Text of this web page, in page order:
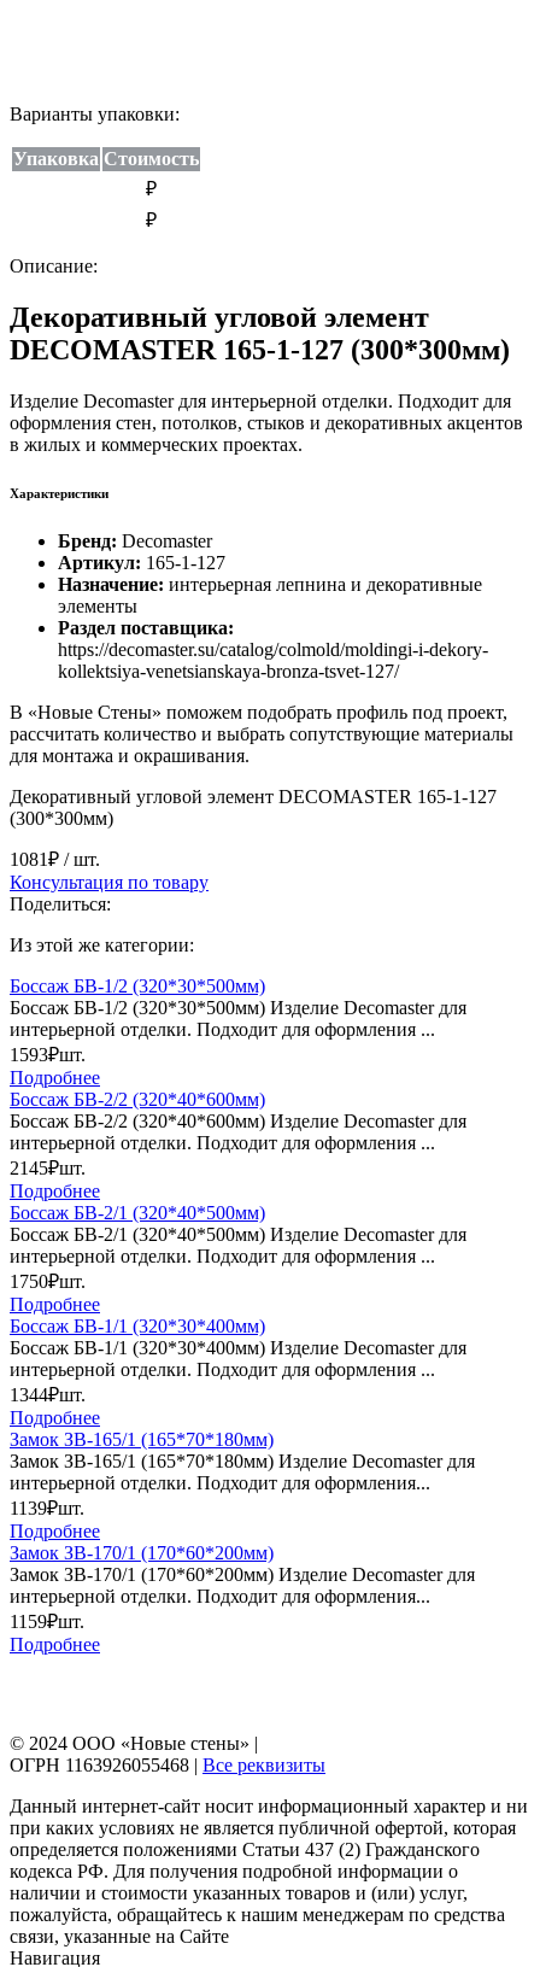
Варианты упаковки:
Упаковка Стоимость
₽
₽
Описание:
Декоративный угловой элемент
DECOMASTER 165-1-127 (300*300мм)
Изделие Decomaster для интерьерной отделки. Подходит для
оформления стен, потолков, стыков и декоративных акцентов
в жилых и коммерческих проектах.
Характеристики
Бренд: Decomaster
Артикул: 165-1-127
Назначение: интерьерная лепнина и декоративные
элементы
Раздел поставщика:
https://decomaster.su/catalog/colmold/moldingi-i-dekory-
kollektsiya-venetsianskaya-bronza-tsvet-127/
В «Новые Стены» поможем подобрать профиль под проект,
рассчитать количество и выбрать сопутствующие материалы
для монтажа и окрашивания.
Декоративный угловой элемент DECOMASTER 165-1-127
(300*300мм)
1081₽ / шт.
Консультация по товару
Поделиться:
Из этой же категории:
Боссаж БВ-1/2 (320*30*500мм)
Боссаж БВ-1/2 (320*30*500мм) Изделие Decomaster для
интерьерной отделки. Подходит для оформления ...
1593₽шт.
Подробнее
Боссаж БВ-2/2 (320*40*600мм)
Боссаж БВ-2/2 (320*40*600мм) Изделие Decomaster для
интерьерной отделки. Подходит для оформления ...
2145₽шт.
Подробнее
Боссаж БВ-2/1 (320*40*500мм)
Боссаж БВ-2/1 (320*40*500мм) Изделие Decomaster для
интерьерной отделки. Подходит для оформления ...
1750₽шт.
Подробнее
Боссаж БВ-1/1 (320*30*400мм)
Боссаж БВ-1/1 (320*30*400мм) Изделие Decomaster для
интерьерной отделки. Подходит для оформления ...
1344₽шт.
Подробнее
Замок ЗВ-165/1 (165*70*180мм)
Замок ЗВ-165/1 (165*70*180мм) Изделие Decomaster для
интерьерной отделки. Подходит для оформления...
1139₽шт.
Подробнее
Замок ЗВ-170/1 (170*60*200мм)
Замок ЗВ-170/1 (170*60*200мм) Изделие Decomaster для
интерьерной отделки. Подходит для оформления...
1159₽шт.
Подробнее
© 2024 ООО «Новые стены» |
ОГРН 1163926055468 | Все реквизиты
Данный интернет-сайт носит информационный характер и ни
при каких условиях не является публичной офертой, которая
определяется положениями Статьи 437 (2) Гражданского
кодекса РФ. Для получения подробной информации о
наличии и стоимости указанных товаров и (или) услуг,
пожалуйста, обращайтесь к нашим менеджерам по средства
связи, указанные на Сайте
Навигация